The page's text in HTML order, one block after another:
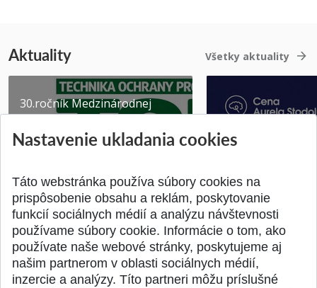
Aktuality Všetky aktuality
30.ročník Medzinárodnej
vedeckej konferencie -
TECHNIKA OCHRANY
SPÄŤ NA VRCH
Nastavenie ukladania cookies
Táto webstránka používa súbory cookies na
prispôsobenie obsahu a reklám, poskytovanie
funkcií sociálnych médií a analýzu návštevnosti
používame súbory cookie. Informácie o tom, ako
používate naše webové stránky, poskytujeme aj
našim partnerom v oblasti sociálnych médií,
inzercie a analýzy. Títo partneri môžu príslušné